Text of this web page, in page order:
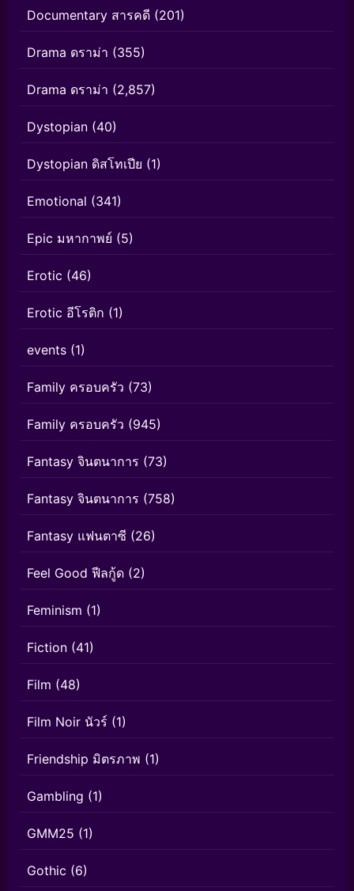
Documentary สารคดี (201)
Drama ดราม่า (355)
Drama ดราม่า (2,857)
Dystopian (40)
Dystopian ดิสโทเปีย (1)
Emotional (341)
Epic มหากาพย์ (5)
Erotic (46)
Erotic อีโรติก (1)
events (1)
Family ครอบครัว (73)
Family ครอบครัว (945)
Fantasy จินตนาการ (73)
Fantasy จินตนาการ (758)
Fantasy แฟนตาซี (26)
Feel Good ฟีลกู้ด (2)
Feminism (1)
Fiction (41)
Film (48)
Film Noir นัวร์ (1)
Friendship มิตรภาพ (1)
Gambling (1)
GMM25 (1)
Gothic (6)